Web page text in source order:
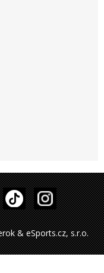
& eSports.cz, s.r.o.